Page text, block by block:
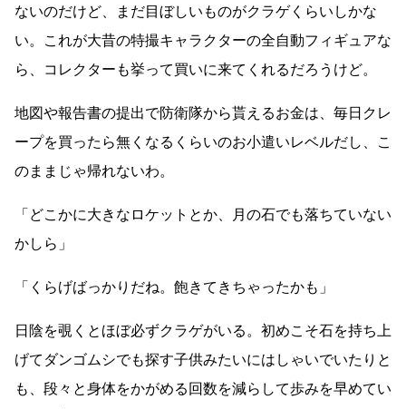
ないのだけど、まだ目ぼしいものがクラゲくらいしかな
い。これが大昔の特撮キャラクターの全自動フィギュアな
ら、コレクターも挙って買いに来てくれるだろうけど。
地図や報告書の提出で防衛隊から貰えるお金は、毎日クレ
ープを買ったら無くなるくらいのお小遣いレベルだし、こ
のままじゃ帰れないわ。
「どこかに大きなロケットとか、月の石でも落ちていない
かしら」
「くらげばっかりだね。飽きてきちゃったかも」
日陰を覗くとほぼ必ずクラゲがいる。初めこそ石を持ち上
げてダンゴムシでも探す子供みたいにはしゃいでいたりと
も、段々と身体をかがめる回数を減らして歩みを早めてい